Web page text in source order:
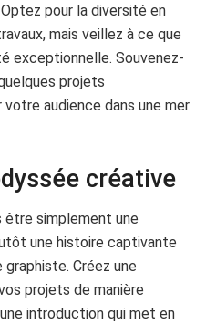
pour la diversité en
mais veillez à ce que
exceptionnelle. Souvenez-
projets
audience dans une mer
créative
simplement une
une histoire captivante
Créez une
projets de manière
introduction qui met en